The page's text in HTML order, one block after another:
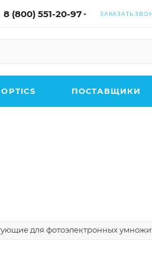
8 (800) 551-20-97 ЗАКАЗАТЬ
ПОСТАВЩИКИ
для фотоэлектронных